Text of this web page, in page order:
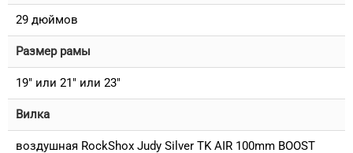
29 дюймов
Размер рамы
19" или 21" или 23"
Вилка
воздушная RockShox Judy Silver TK AIR 100mm BOOST